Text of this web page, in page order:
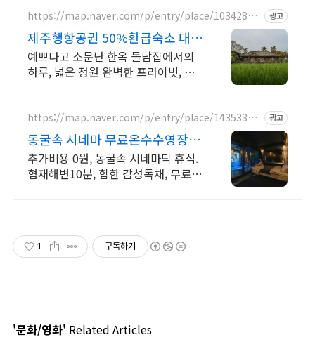
https://map.naver.com/p/entry/place/10342855
광고
제주행항공권 50%환급숙소 대가
족형 감성돌집 8인까지
예쁘다고 소문난 한옥 돌담집에서의
하루, 넓은 정원 완벽한 프라이빗, 돌
실3, 욕실2,
https://map.naver.com/p/entry/place/14353327
광고
동굴속 시네마 무료온수수영장 독
특하고 아늑한 제주 아지트
추가비용 0원, 동굴속 시네마틱 휴식.
협재해변10분, 힙한 감성독채, 무료바
1 구독하기
'문화/영화' Related Articles